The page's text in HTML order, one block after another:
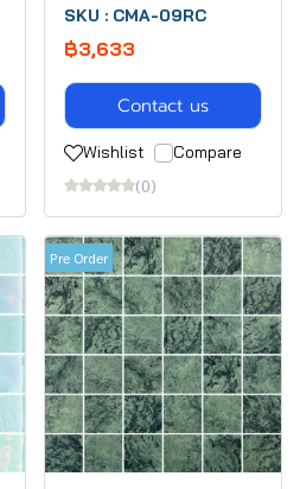
SKU : CMA-09RC
฿3,633
Contact us
Wishlist
Compare
(0)
Pre Order